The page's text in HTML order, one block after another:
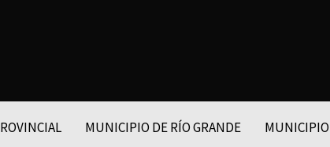
MUNICIPIO DE RÍO GRANDE